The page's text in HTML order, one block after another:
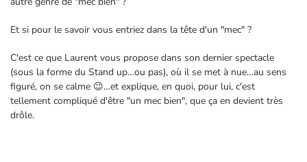
Et si pour le savoir vous entriez dans la tête d'un "mec" ?
C'est ce que Laurent vous propose dans son dernier spectacle
(sous la forme du Stand up…ou pas), où il se met à nue…au sens
figuré, on se calme 😉…et explique, en quoi, pour lui, c'est
tellement compliqué d'être "un mec bien", que ça en devient très
drôle.